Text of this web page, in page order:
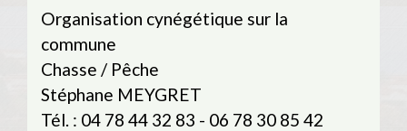
Organisation cynégétique sur la
commune
Chasse / Pêche
Stéphane MEYGRET
Tél. : 04 78 44 32 83 - 06 78 30 85 42